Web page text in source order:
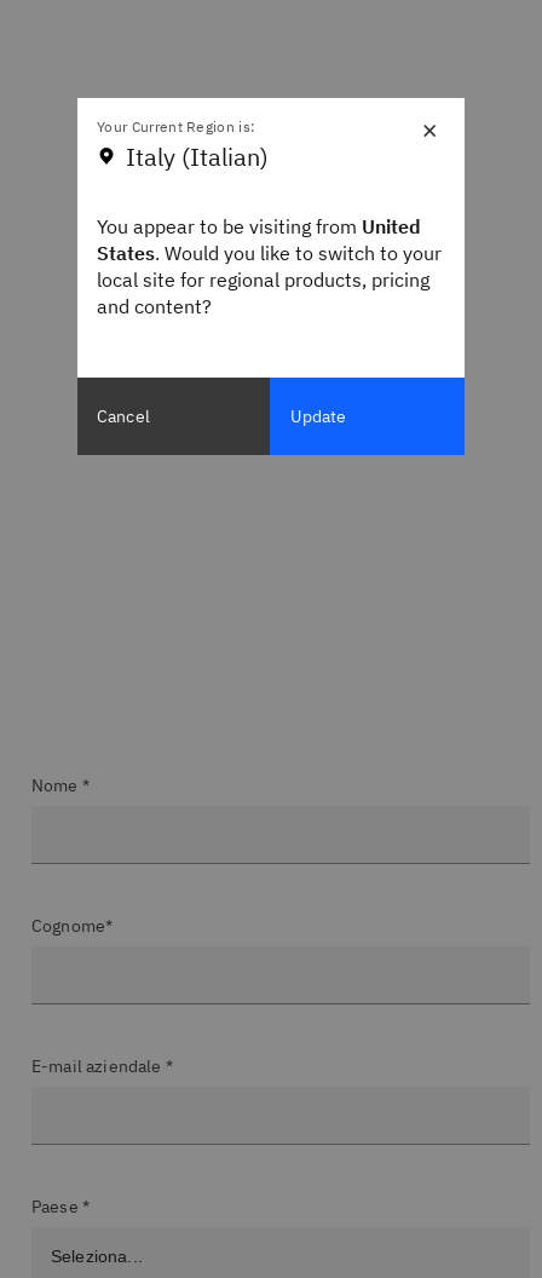
Nome *
Cognome*
E-mail aziendale *
Paese *
×
Your Current Region is:
Italy (Italian)
You appear to be visiting from United
States. Would you like to switch to your
local site for regional products, pricing
and content?
Cancel Update